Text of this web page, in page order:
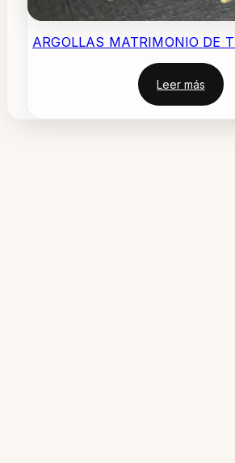
ARGOLLAS MATRIMONIO DE
Leer más